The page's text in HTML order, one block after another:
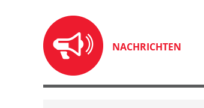
NACHRICHTEN